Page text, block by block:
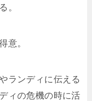
。
意。
ランディに伝える
ィの危機の時に活